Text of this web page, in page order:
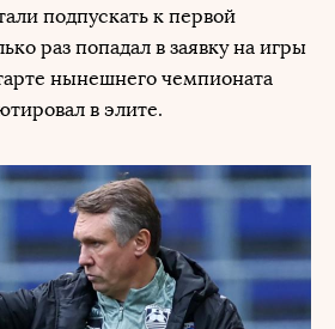
подпускать к первой
раз попадал в заявку на игры
нынешнего чемпионата
в элите.